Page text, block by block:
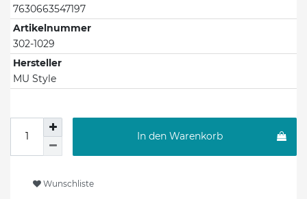
7630663547197
Artikelnummer
302-1029
Hersteller
MU Style
In den Warenkorb
Wunschliste